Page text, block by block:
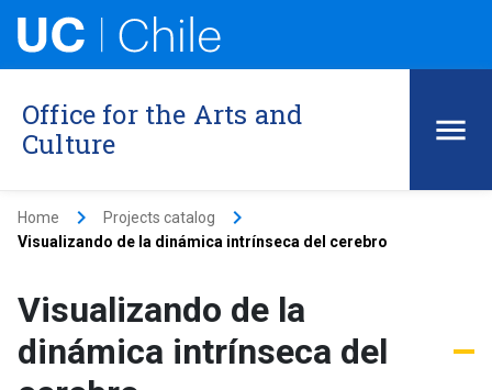
Office for the Arts and
Culture
Home keyboard_arrow_right Projects catalog keyboard_arrow_right
Visualizando de la dinámica intrínseca del cerebro
Visualizando de la
dinámica intrínseca del